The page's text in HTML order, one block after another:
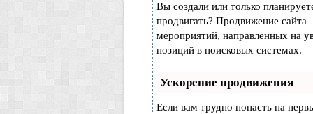
Вы создали или только
продвигать? Продвижение сайта
мероприятий, направленных на
позиций в поисковых системах.
Ускорение продвижения
Если вам трудно попасть на